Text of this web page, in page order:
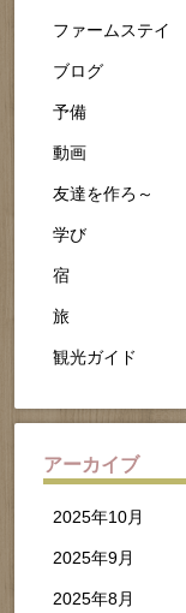
ファームステイ
ブログ
予備
動画
友達を作ろ～
学び
宿
旅
観光ガイド
アーカイブ
2025年10月
2025年9月
2025年8月